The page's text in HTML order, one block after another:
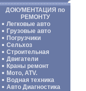
ДОКУМЕНТАЦИЯ по
РЕМОНТУ
Легковые авто
Грузовые авто
Погрузчики
Сельхоз
Строительная
Двигатели
Краны ремонт
Мото, ATV.
Водная техника
Авто Диагностика